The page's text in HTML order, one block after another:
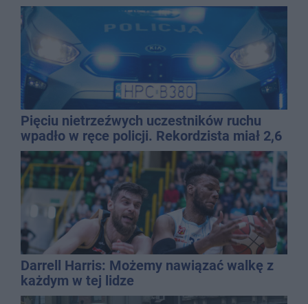
QEMETICA ARENA
Pięciu nietrzeźwych uczestników ruchu
wpadło w ręce policji. Rekordzista miał 2,6
promila
Darrell Harris: Możemy nawiązać walkę z
każdym w tej lidze